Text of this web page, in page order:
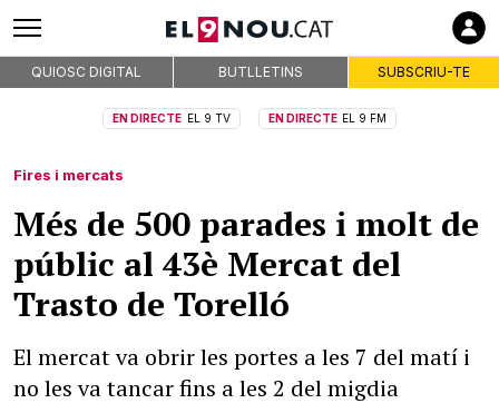
QUIOSC DIGITAL BUTLLETINS SUBSCRIU-TE
EN DIRECTE EL 9 TV EN DIRECTE EL 9 FM
Fires i mercats
Més de 500 parades i molt de
públic al 43è Mercat del
Trasto de Torelló
El mercat va obrir les portes a les 7 del matí i
no les va tancar fins a les 2 del migdia